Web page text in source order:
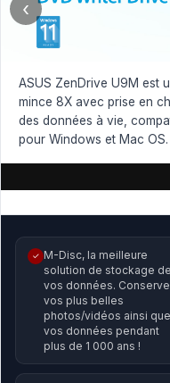
ASUS ZenDrive U9M est
mince 8X avec prise en
des données à vie,
pour Windows et Mac OS.
‹
✓ M-Disc, la meilleure
solution de stockage de
vos données.
vos plus belles
photos/vidéos ainsi que
vos données pendant
plus de 1 000 ans !